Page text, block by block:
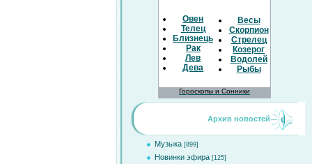
Овен
Телец
Близнецы
Рак
Лев
Дева
Весы
Скорпион
Стрелец
Козерог
Водолей
Рыбы
Гороскопы и Сонники
Архив новостей
Музыка [899]
Новинки эфира [125]